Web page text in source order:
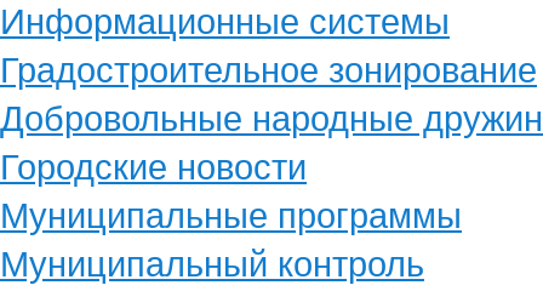
Информационные системы
Градостроительное зонирование
Добровольные народные
Городские новости
Муниципальные программы
Муниципальный контроль